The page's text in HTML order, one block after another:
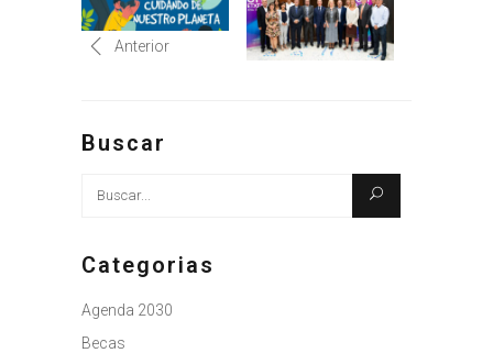
Anterior
Buscar
Busque:
Categorias
Agenda 2030
Becas